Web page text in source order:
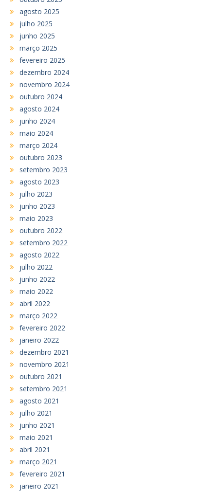
agosto 2025
julho 2025
junho 2025
março 2025
fevereiro 2025
dezembro 2024
novembro 2024
outubro 2024
agosto 2024
junho 2024
maio 2024
março 2024
outubro 2023
setembro 2023
agosto 2023
julho 2023
junho 2023
maio 2023
outubro 2022
setembro 2022
agosto 2022
julho 2022
junho 2022
maio 2022
abril 2022
março 2022
fevereiro 2022
janeiro 2022
dezembro 2021
novembro 2021
outubro 2021
setembro 2021
agosto 2021
julho 2021
junho 2021
maio 2021
abril 2021
março 2021
fevereiro 2021
janeiro 2021